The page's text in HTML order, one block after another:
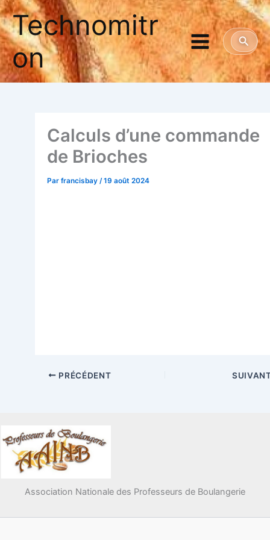
Aller
au
contenu
Technomitr
on
Cal­culs d’une com­mande
de Brioches
Par francisbay /19 août 2024
PRÉCÉDENT
Association Nationale des Professeurs de Boulangerie